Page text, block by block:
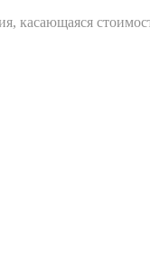
касающаяся